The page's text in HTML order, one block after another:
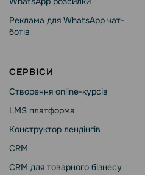
Реклама для WhatsApp чат-
ботів
СЕРВІСИ
Створення online-курсів
LMS платформа
Конструктор лендінгів
CRM
CRM для товарного бізнесу